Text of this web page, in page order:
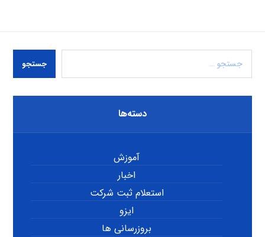
جستجو
دسته‌ها
آموزش
اخبار
استعلام ثبت شرکت
ایزو
بروزرسانی ها